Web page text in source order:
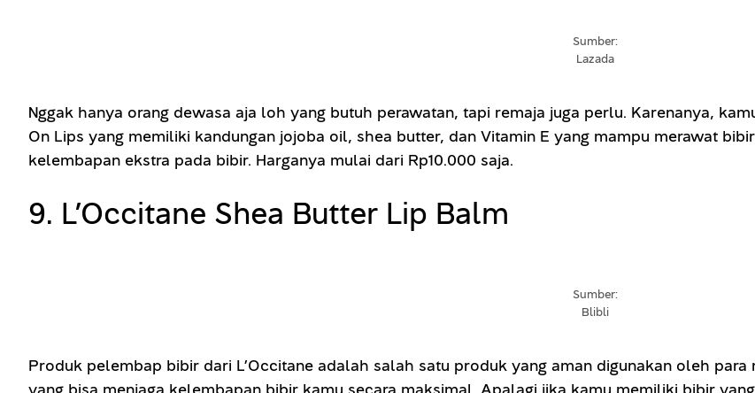
Sumber:
Lazada
Nggak hanya orang dewasa aja loh yang butuh perawatan, tapi remaja juga perlu. Karenanya,
On Lips yang memiliki kandungan jojoba oil, shea butter, dan Vitamin E yang mampu merawat
kelembapan ekstra pada bibir. Harganya mulai dari Rp10.000 saja.
9. L’Occitane Shea Butter Lip Balm
Sumber:
Blibli
Produk pelembap bibir dari L’Occitane adalah salah satu produk yang aman digunakan oleh
yang bisa menjaga kelembapan bibir kamu secara maksimal. Apalagi jika kamu memiliki bibir